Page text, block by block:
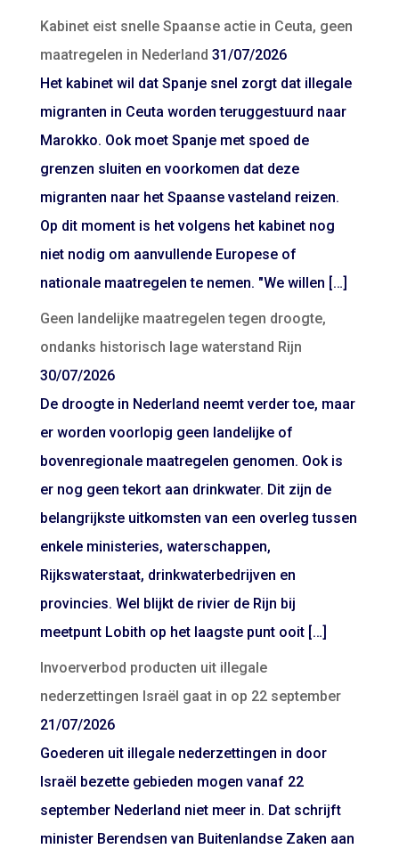
Kabinet eist snelle Spaanse actie in Ceuta, geen
maatregelen in Nederland 31/07/2026
Het kabinet wil dat Spanje snel zorgt dat illegale
migranten in Ceuta worden teruggestuurd naar
Marokko. Ook moet Spanje met spoed de
grenzen sluiten en voorkomen dat deze
migranten naar het Spaanse vasteland reizen.
Op dit moment is het volgens het kabinet nog
niet nodig om aanvullende Europese of
nationale maatregelen te nemen. "We willen […]
Geen landelijke maatregelen tegen droogte,
ondanks historisch lage waterstand Rijn
30/07/2026
De droogte in Nederland neemt verder toe, maar
er worden voorlopig geen landelijke of
bovenregionale maatregelen genomen. Ook is
er nog geen tekort aan drinkwater. Dit zijn de
belangrijkste uitkomsten van een overleg tussen
enkele ministeries, waterschappen,
Rijkswaterstaat, drinkwaterbedrijven en
provincies. Wel blijkt de rivier de Rijn bij
meetpunt Lobith op het laagste punt ooit […]
Invoerverbod producten uit illegale
nederzettingen Israël gaat in op 22 september
21/07/2026
Goederen uit illegale nederzettingen in door
Israël bezette gebieden mogen vanaf 22
september Nederland niet meer in. Dat schrijft
minister Berendsen van Buitenlandse Zaken aan